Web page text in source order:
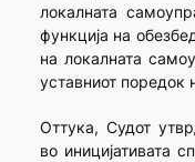
локалната
функција на
на локалната
уставниот поредок
Оттука, Судот
во иницијативата